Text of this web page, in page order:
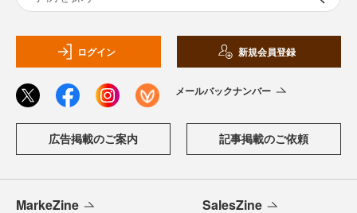
ログイン 新規会員登録
メールバックナンバー
広告掲載のご案内 記事掲載のご依頼
MarkeZine SalesZine